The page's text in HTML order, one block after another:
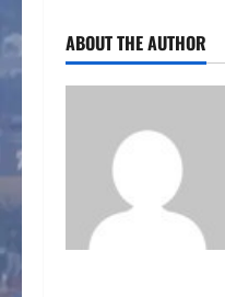
ABOUT THE AUTHOR